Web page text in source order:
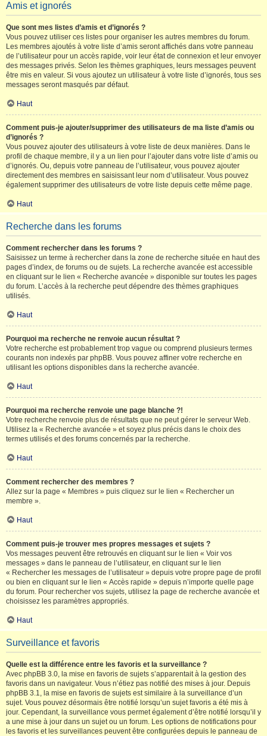
Amis et ignorés
Que sont mes listes d’amis et d’ignorés ?
Vous pouvez utiliser ces listes pour organiser les autres membres du forum.
Les membres ajoutés à votre liste d’amis seront affichés dans votre panneau
de l’utilisateur pour un accès rapide, voir leur état de connexion et leur envoyer
des messages privés. Selon les thèmes graphiques, leurs messages peuvent
être mis en valeur. Si vous ajoutez un utilisateur à votre liste d’ignorés, tous ses
messages seront masqués par défaut.
Haut
Comment puis-je ajouter/supprimer des utilisateurs de ma liste d’amis ou
d’ignorés ?
Vous pouvez ajouter des utilisateurs à votre liste de deux manières. Dans le
profil de chaque membre, il y a un lien pour l’ajouter dans votre liste d’amis ou
d’ignorés. Ou, depuis votre panneau de l’utilisateur, vous pouvez ajouter
directement des membres en saisissant leur nom d’utilisateur. Vous pouvez
également supprimer des utilisateurs de votre liste depuis cette même page.
Haut
Recherche dans les forums
Comment rechercher dans les forums ?
Saisissez un terme à rechercher dans la zone de recherche située en haut des
pages d’index, de forums ou de sujets. La recherche avancée est accessible
en cliquant sur le lien « Recherche avancée » disponible sur toutes les pages
du forum. L’accès à la recherche peut dépendre des thèmes graphiques
utilisés.
Haut
Pourquoi ma recherche ne renvoie aucun résultat ?
Votre recherche est probablement trop vague ou comprend plusieurs termes
courants non indexés par phpBB. Vous pouvez affiner votre recherche en
utilisant les options disponibles dans la recherche avancée.
Haut
Pourquoi ma recherche renvoie une page blanche ?!
Votre recherche renvoie plus de résultats que ne peut gérer le serveur Web.
Utilisez la « Recherche avancée » et soyez plus précis dans le choix des
termes utilisés et des forums concernés par la recherche.
Haut
Comment rechercher des membres ?
Allez sur la page « Membres » puis cliquez sur le lien « Rechercher un
membre ».
Haut
Comment puis-je trouver mes propres messages et sujets ?
Vos messages peuvent être retrouvés en cliquant sur le lien « Voir vos
messages » dans le panneau de l’utilisateur, en cliquant sur le lien
« Rechercher les messages de l’utilisateur » depuis votre propre page de profil
ou bien en cliquant sur le lien « Accès rapide » depuis n’importe quelle page
du forum. Pour rechercher vos sujets, utilisez la page de recherche avancée et
choisissez les paramètres appropriés.
Haut
Surveillance et favoris
Quelle est la différence entre les favoris et la surveillance ?
Avec phpBB 3.0, la mise en favoris de sujets s’apparentait à la gestion des
favoris dans un navigateur. Vous n’étiez pas notifié des mises à jour. Depuis
phpBB 3.1, la mise en favoris de sujets est similaire à la surveillance d’un
sujet. Vous pouvez désormais être notifié lorsqu’un sujet favoris a été mis à
jour. Cependant, la surveillance vous permet également d’être notifié lorsqu’il y
a une mise à jour dans un sujet ou un forum. Les options de notifications pour
les favoris et les surveillances peuvent être configurées depuis le panneau de